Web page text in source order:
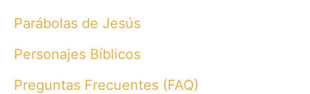
Parábolas de Jesús
Personajes Bíblicos
Preguntas Frecuentes (FAQ)